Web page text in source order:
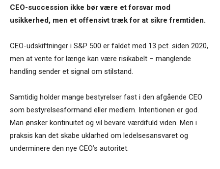
CEO-succession ikke bør være et forsvar mod
usikkerhed, men et offensivt træk for at sikre fremtiden.
CEO-udskiftninger i S&P 500 er faldet med 13 pct. siden 2020,
men at vente for længe kan være risikabelt – manglende
handling sender et signal om stilstand.
Samtidig holder mange bestyrelser fast i den afgående CEO
som bestyrelsesformand eller medlem. Intentionen er god.
Man ønsker kontinuitet og vil bevare værdifuld viden. Men i
praksis kan det skabe uklarhed om ledelsesansvaret og
underminere den nye CEO’s autoritet.